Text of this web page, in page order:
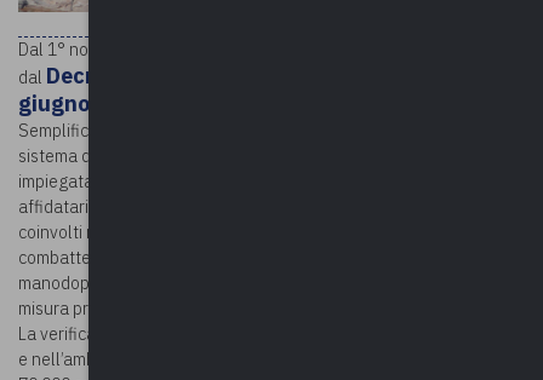
Dal 1° novembre 2021 entreranno in vigore le disposizioni previste
dal Decreto del Ministero del Lavoro n. 143 del 25
giugno 2021
Semplificazioni 2020 (DL n. 76/2020), con il quale viene definito un
sistema di verifica della congruità dell’incidenza della manodopera
impiegata nella realizzazione di lavori edili, eseguiti da imprese
affidatarie, in appalto o subappalto, ovvero da lavoratori autonomi
coinvolti nella loro esecuzione. Il provvedimento punta a
combattere il fenomeno del lavoro nero in edilizia e a far sì che la
manodopera utilizzata nei cantieri edili sia effettivamente in
misura proporzionata all’incarico affidato all’impresa.
La verifica della congruità si applica nell’ambito dei lavori pubblici
e nell’ambito dei lavori privati il cui valore sia pari o superiore a